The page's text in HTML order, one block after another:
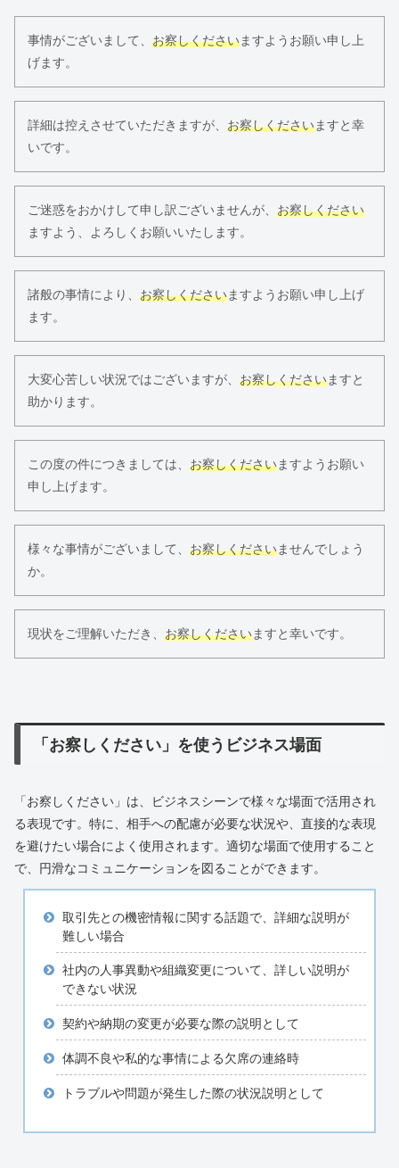
事情がございまして、 お察しくださいますようお願い申し上
げます。
詳細は控えさせていただきますが、 お察しくださいますと幸
いです。
ご迷惑をおかけして申し訳ございませんが、 お察しください
ますよう、よろしくお願いいたします。
諸般の事情により、 お察しくださいますようお願い申し上げ
ます。
大変心苦しい状況ではございますが、 お察しくださいますと
助かります。
この度の件につきましては、 お察しくださいますようお願い
申し上げます。
様々な事情がございまして、 お察しくださいませんでしょう
か。
現状をご理解いただき、 お察しくださいますと幸いです。
「お察しください」を使うビジネス場面
「お察しください」は、ビジネスシーンで様々な場面で活用され
る表現です。特に、相手への配慮が必要な状況や、直接的な表現
を避けたい場合によく使用されます。適切な場面で使用すること
で、円滑なコミュニケーションを図ることができます。
取引先との機密情報に関する話題で、詳細な説明が
難しい場合
社内の人事異動や組織変更について、詳しい説明が
できない状況
契約や納期の変更が必要な際の説明として
体調不良や私的な事情による欠席の連絡時
トラブルや問題が発生した際の状況説明として